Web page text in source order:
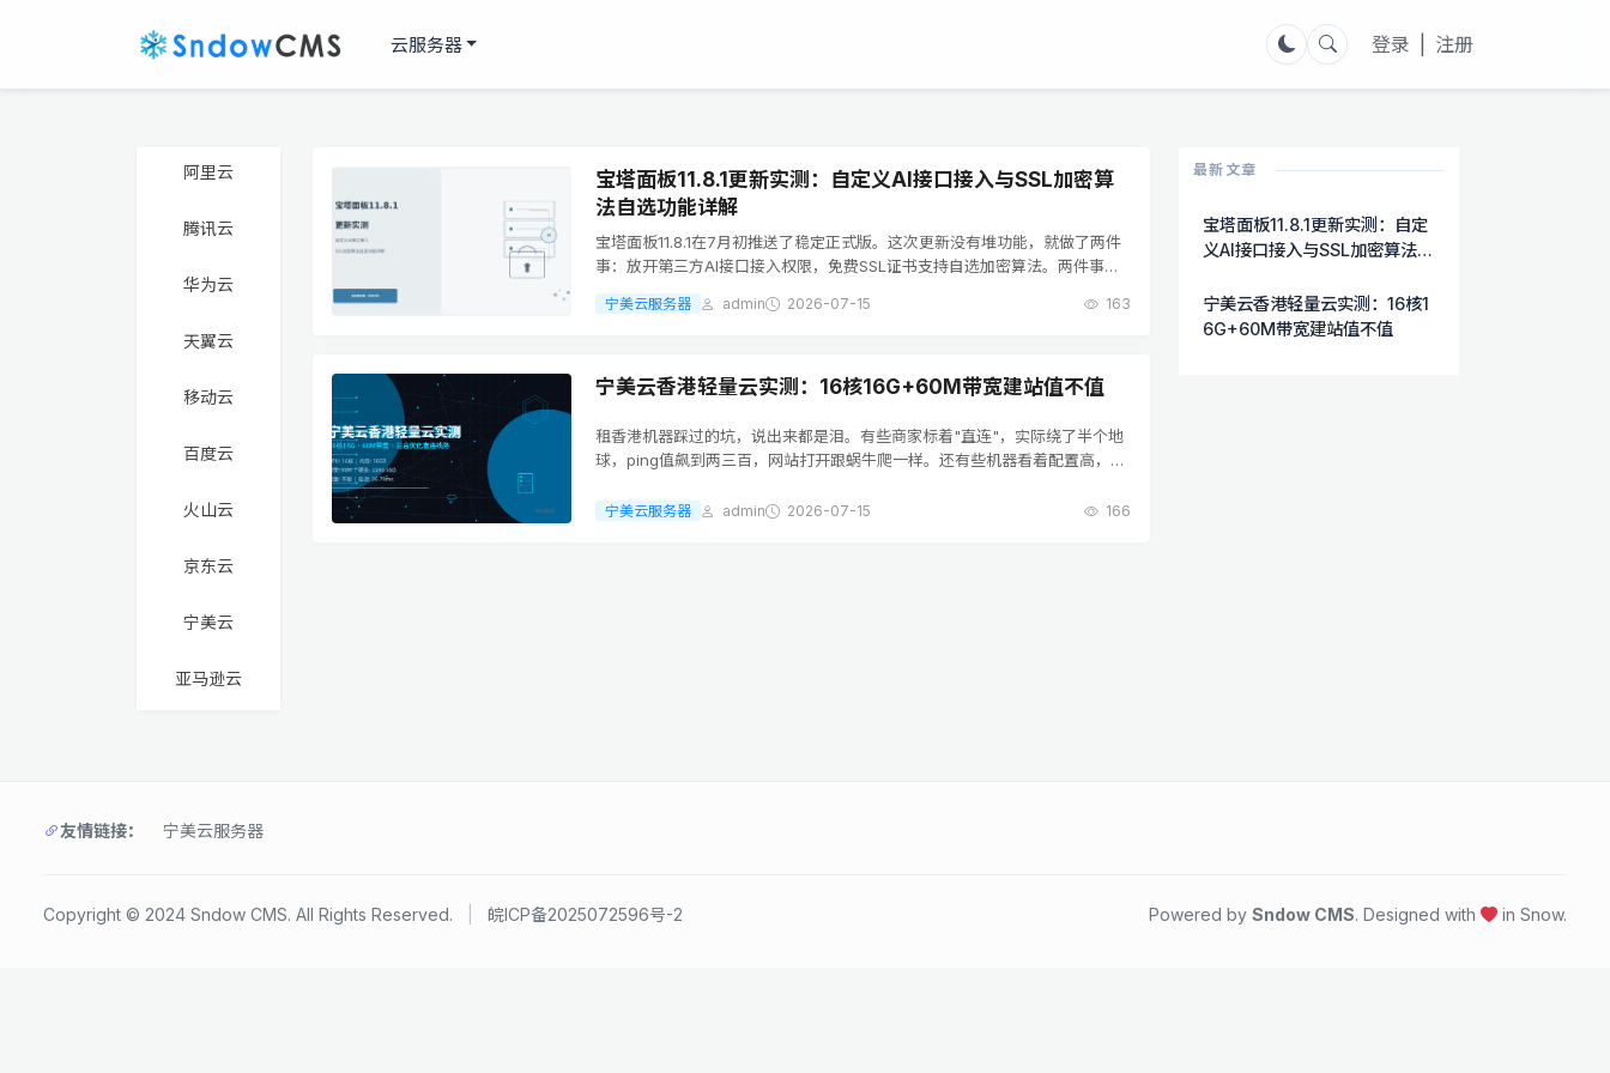
云服务器 登录 注册
阿里云
腾讯云
华为云
天翼云
移动云
百度云
火山云
京东云
宁美云
亚马逊云
宝塔面板11.8.1更新实测：自定义AI接口接入与SSL加密算
法自选功能详解
宝塔面板11.8.1在7月初推送了稳定正式版。这次更新没有堆功能，就做了两件
事：放开第三方AI接口接入权限，免费SSL证书支持自选加密算法。两件事都
踩在了站长日常运维的真实痛点上。先说AI接口这块。以前宝塔内置的AI功能
只能走官方渠道，自己...
宁美云服务器 admin 2026-07-15 163
宁美云香港轻量云实测：16核16G+60M带宽建站值不值
租香港机器踩过的坑，说出来都是泪。有些商家标着"直连"，实际绕了半个地
球，ping值飙到两三百，网站打开跟蜗牛爬一样。还有些机器看着配置高，硬
16核CPU、16G内存、12...
宁美云服务器 admin 2026-07-15 166
最新文章
宝塔面板11.8.1更新实测：自定
义AI接口接入与SSL加密算法自
宁美云香港轻量云实测：16核1
6G+60M带宽建站值不值
友情链接： 宁美云服务器
Copyright © 2024 Sndow CMS. All Rights Reserved. 皖ICP备2025072596号-2 Powered by Sndow CMS. Designed with in Snow.